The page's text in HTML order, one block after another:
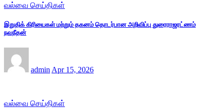
வல்வை செய்திகள்
இறுதிக் கிரியைகள் மற்றும் தகனம் தொடர்பான அறிவிப்பு துரைராஜரட்ணம்
நவநீதன்
admin Apr 15, 2026
வல்வை செய்திகள்